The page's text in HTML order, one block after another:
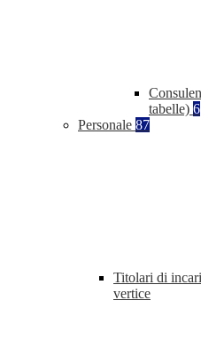
tabelle) 6
Personale 87
Titolari di
vertice